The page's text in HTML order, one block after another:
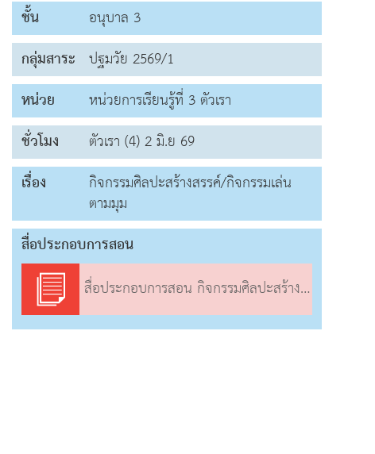
ชั้น
อนุบาล 3
กลุ่มสาระ ปฐมวัย 2569/1
หน่วย
หน่วยการเรียนรู้ที่ 3 ตัวเรา
ชั่วโมง
ตัวเรา (4) 2 มิ.ย 69
เรื่อง
กิจกรรมศิลปะสร้างสรรค์/กิจกรรมเล่น
ตามมุม
สื่อประกอบการสอน
สื่อประกอบการสอน กิจกรรมศิลปะสร้างสรรค์/กิจกรรมเล่นตามมุม